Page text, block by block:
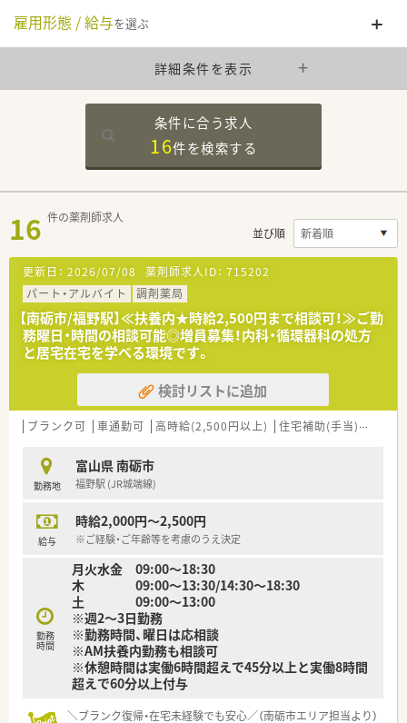
雇用形態 / 給与を選ぶ
詳細条件を表示
条件に合う求人
16件を検索する
16 件の薬剤師求人
並び順
更新日： 2026/07/08 薬剤師求人ID： 715202
パート・アルバイト
調剤薬局
【南砺市/福野駅】≪扶養内★時給2,500円まで相談可！≫ご勤
務曜日・時間の相談可能◎増員募集！内科・循環器科の処方
と居宅在宅を学べる環境です。
検討リストに追加
ブランク可 車通勤可 高時給(2,500円以上) 住宅補助(手当)あり
勤務地
富山県 南砺市
福野駅 (JR城端線)
給与
時給2,000円～2,500円
※ご経験・ご年齢等を考慮のうえ決定
勤務
時間
月火水金 09:00～18:30
木 09:00～13:30/14:30～18:30
土 09:00～13:00
※週2～3日勤務
※勤務時間、曜日は応相談
※AM扶養内勤務も相談可
※休憩時間は実働6時間超えで45分以上と実働8時間
超えで60分以上付与
＼ブランク復帰・在宅未経験でも安心／（南砺市エリア担当より）